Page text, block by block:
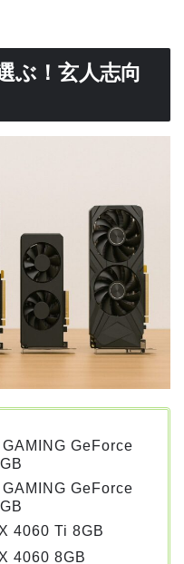
ぶ！玄人志向
GeForce
GeForce
4060 Ti 8GB
4060 8GB